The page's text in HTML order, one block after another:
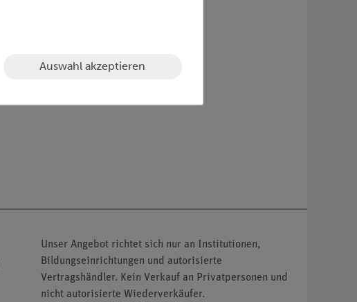
Unser Angebot richtet sich nur an Institutionen,
Bildungseinrichtungen und autorisierte
Vertragshändler. Kein Verkauf an Privatpersonen und
nicht autorisierte Wiederverkäufer.
Auswahl akzeptieren